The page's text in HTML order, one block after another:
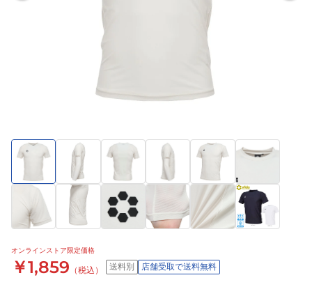
オンラインストア限定価格
￥1,859 （税込） 送料別 店舗受取で送料無料